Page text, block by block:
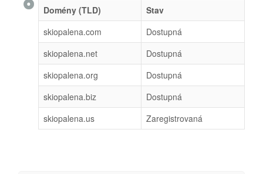
Domény (TLD)
Stav
skiopalena.com
Dostupná
skiopalena.net
Dostupná
skiopalena.org
Dostupná
skiopalena.biz
Dostupná
skiopalena.us
Zaregistrovaná